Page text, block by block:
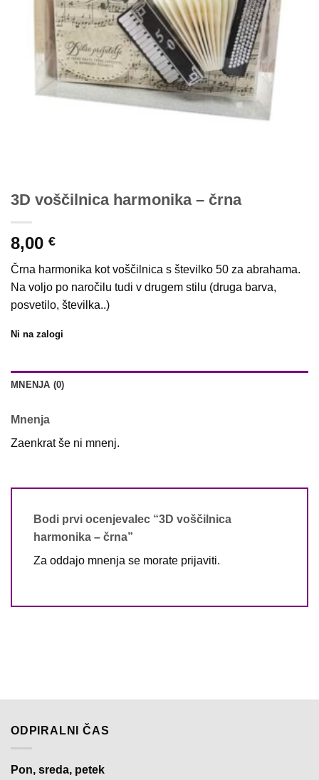
3D voščilnica harmonika – črna
8,00 €
Črna harmonika kot voščilnica s številko 50 za abrahama.
Na voljo po naročilu tudi v drugem stilu (druga barva,
posvetilo, številka..)
Ni na zalogi
MNENJA (0)
Mnenja
Zaenkrat še ni mnenj.
Bodi prvi ocenjevalec “3D voščilnica
harmonika – črna”
Za oddajo mnenja se morate prijaviti.
ODPIRALNI ČAS
Pon, sreda, petek